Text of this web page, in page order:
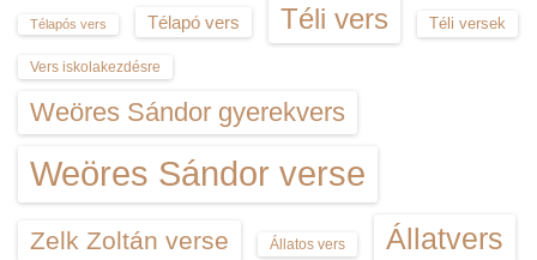
Télapós vers Télapó vers Téli vers Téli versek
Vers iskolakezdésre
Weöres Sándor gyerekvers
Weöres Sándor verse
Zelk Zoltán verse Állatos vers Állatvers